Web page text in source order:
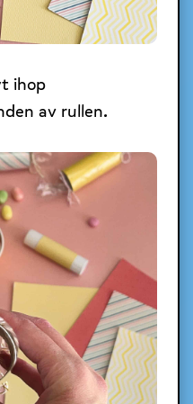
ihop
av rullen.